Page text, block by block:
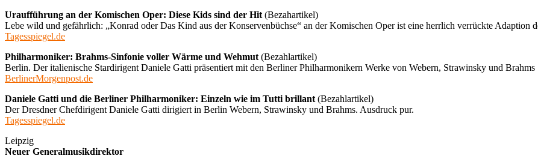
Uraufführung an der Komischen Oper: Diese Kids sind der Hit (Bezahartikel)
Lebe wild und gefährlich: „Konrad oder Das Kind aus der Konservenbüchse“ an der Komischen Oper ist eine herrlich verrückte Adaption
Tagesspiegel.de
Philharmoniker: Brahms-Sinfonie voller Wärme und Wehmut (Bezahlartikel)
Berlin. Der italienische Stardirigent Daniele Gatti präsentiert mit den Berliner Philharmonikern Werke von Webern, Strawinsky und Brahms
BerlinerMorgenpost.de
Daniele Gatti und die Berliner Philharmoniker: Einzeln wie im Tutti brillant (Bezahlartikel)
Der Dresdner Chefdirigent Daniele Gatti dirigiert in Berlin Webern, Strawinsky und Brahms. Ausdruck pur.
Tagesspiegel.de
Leipzig
Neuer Generalmusikdirektor